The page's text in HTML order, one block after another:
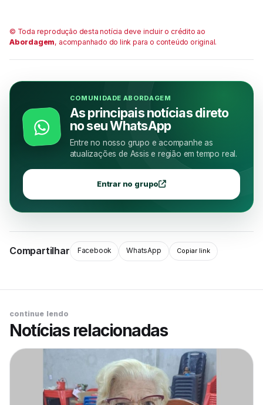
© Toda reprodução desta notícia deve incluir o crédito ao
Abordagem, acompanhado do link para o conteúdo original.
COMUNIDADE ABORDAGEM
As principais notícias direto
no seu WhatsApp
Entre no nosso grupo e acompanhe as
atualizações de Assis e região em tempo real.
Entrar no grupo
Compartilhar Facebook WhatsApp Copiar link
continue lendo
Notícias relacionadas